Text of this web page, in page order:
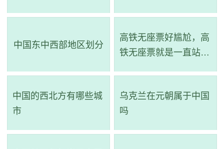
中国东中西部地区划分
高铁无座票好尴尬，高
铁无座票就是一直站着
中国的西北方有哪些城
市
乌克兰在元朝属于中国
吗